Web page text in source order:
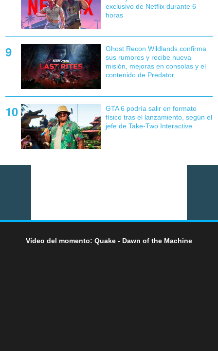
exclusivo de Netflix durante 6
horas
Ghost Recon Wildlands confirma
sus rumores y recibe nueva
misión, mejoras en consolas y el
contenido de Predator
GTA 6 podría salir en formato
físico tras el lanzamiento, según el
jefe de Take-Two Interactive
Vídeo del momento: Quake - Dawn of the Machine